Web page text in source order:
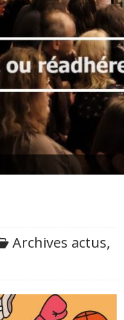
Archives actus,